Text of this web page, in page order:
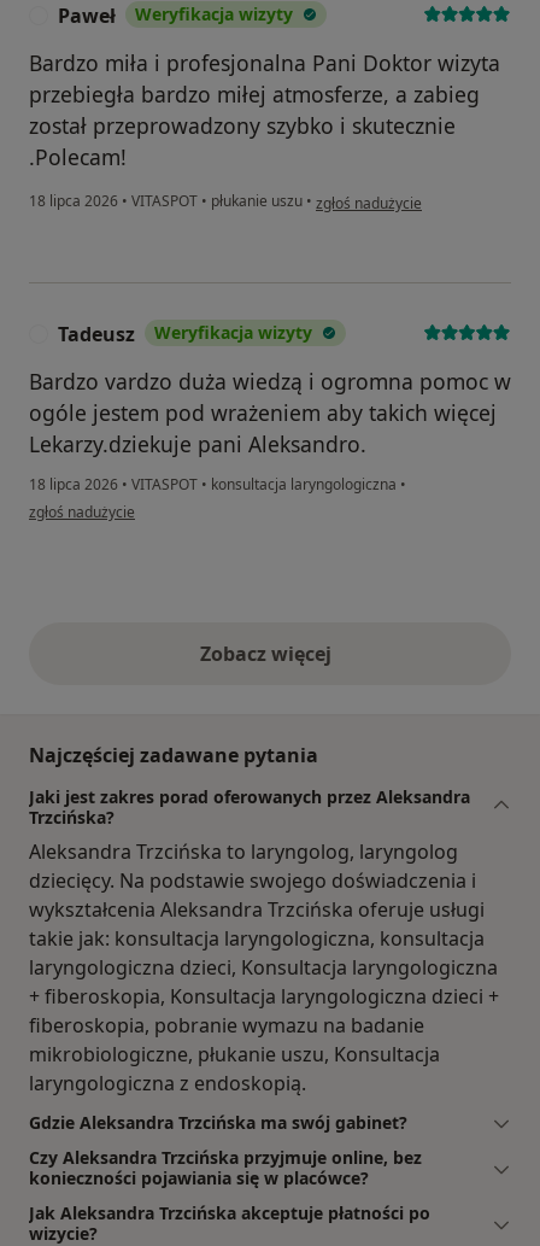
Paweł Weryfikacja wizyty
Bardzo miła i profesjonalna Pani Doktor wizyta
przebiegła bardzo miłej atmosferze, a zabieg
został przeprowadzony szybko i skutecznie
.Polecam!
18 lipca 2026 • VITASPOT • płukanie uszu • w opinii użytkownika Paweł
zgłoś nadużycie
Tadeusz Weryfikacja wizyty
Bardzo vardzo duża wiedzą i ogromna pomoc w
ogóle jestem pod wrażeniem aby takich więcej
Lekarzy.dziekuje pani Aleksandro.
18 lipca 2026 • VITASPOT • konsultacja laryngologiczna •
w opinii użytkownika Tadeusz
zgłoś nadużycie
Zobacz więcejopinie powyżej
Najczęściej zadawane pytania
Jaki jest zakres porad oferowanych przez Aleksandra
Trzcińska?
Aleksandra Trzcińska to laryngolog, laryngolog
dziecięcy. Na podstawie swojego doświadczenia i
wykształcenia Aleksandra Trzcińska oferuje usługi
takie jak: konsultacja laryngologiczna, konsultacja
laryngologiczna dzieci, Konsultacja laryngologiczna
+ fiberoskopia, Konsultacja laryngologiczna dzieci +
fiberoskopia, pobranie wymazu na badanie
mikrobiologiczne, płukanie uszu, Konsultacja
laryngologiczna z endoskopią.
Gdzie Aleksandra Trzcińska ma swój gabinet?
Czy Aleksandra Trzcińska przyjmuje online, bez
konieczności pojawiania się w placówce?
Jak Aleksandra Trzcińska akceptuje płatności po
wizycie?